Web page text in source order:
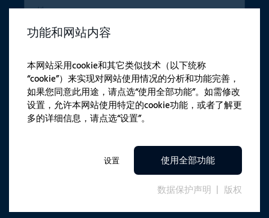
安全检测
请在下栏中输入数学运算的结果。
功能和网站内容
本网站采用cookie和其它类似技术（以下统称
“cookie”）来实现对网站使用情况的分析和功能完善，
如果您同意此用途，请点选“使用全部功能”。如需修改
设置，允许本网站使用特定的cookie功能，或者了解更
多的详细信息，请点选“设置”。
设置 使用全部功能
数据保护声明 版权